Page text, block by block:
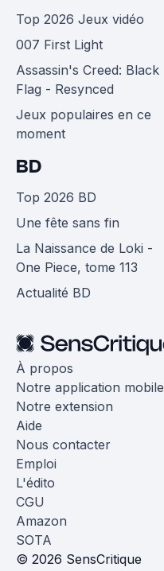
Top 2026 Jeux vidéo
007 First Light
Assassin's Creed: Black
Flag - Resynced
Jeux populaires en ce
moment
BD
Top 2026 BD
Une fête sans fin
La Naissance de Loki -
One Piece, tome 113
Actualité BD
À propos
Notre application mobile
Notre extension
Aide
Nous contacter
Emploi
L'édito
CGU
Amazon
SOTA
© 2026 SensCritique